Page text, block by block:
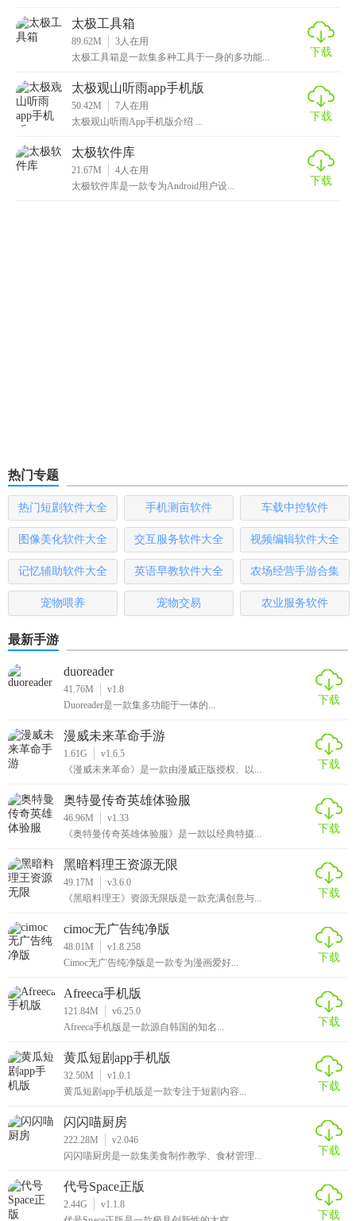
太极工具箱
89.62M 3人在用
太极工具箱是一款集多种工具于一身的多功能...
下载
太极观山听雨app手机版
50.42M 7人在用
太极观山听雨App手机版介绍 ...
下载
太极软件库
21.67M 4人在用
太极软件库是一款专为Android用户设...
下载
热门专题
热门短剧软件大全 手机测亩软件 车载中控软件
图像美化软件大全 交互服务软件大全 视频编辑软件大全
记忆辅助软件大全 英语早教软件大全 农场经营手游合集
宠物喂养 宠物交易 农业服务软件
最新手游
duoreader
41.76M
v1.8
Duoreader是一款集多功能于一体的...
下载
漫威未来革命手游
1.61G
v1.6.5
《漫威未来革命》是一款由漫威正版授权、以...
下载
奥特曼传奇英雄体验服
46.96M
v1.33
《奥特曼传奇英雄体验服》是一款以经典特摄...
下载
黑暗料理王资源无限
49.17M
v3.6.0
《黑暗料理王》资源无限版是一款充满创意与...
下载
cimoc无广告纯净版
48.01M
v1.8.258
Cimoc无广告纯净版是一款专为漫画爱好...
下载
Afreeca手机版
121.84M
v6.25.0
Afreeca手机版是一款源自韩国的知名...
下载
黄瓜短剧app手机版
32.50M
v1.0.1
黄瓜短剧app手机版是一款专注于短剧内容...
下载
闪闪喵厨房
222.28M
v2.046
闪闪喵厨房是一款集美食制作教学、食材管理...
下载
代号Space正版
2.44G
v1.1.8
下载